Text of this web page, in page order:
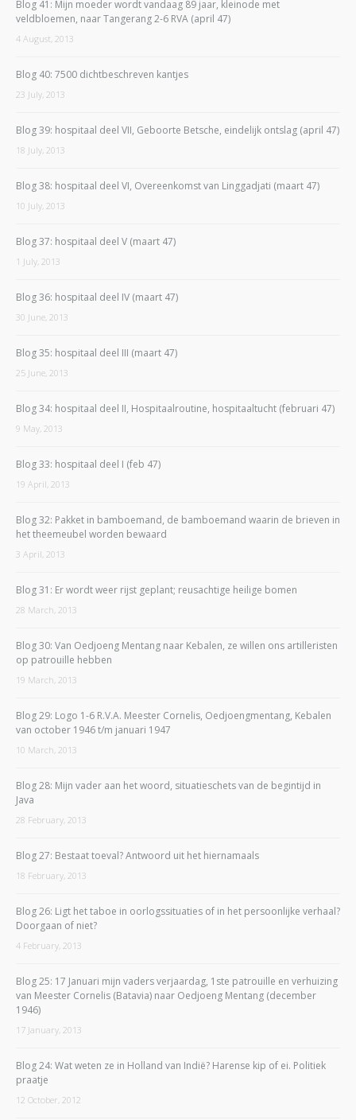
Blog 41: Mijn moeder wordt vandaag 89 jaar, kleinode met
veldbloemen, naar Tangerang 2-6 RVA (april 47)
4 August, 2013
Blog 40: 7500 dichtbeschreven kantjes
23 July, 2013
Blog 39: hospitaal deel VII, Geboorte Betsche, eindelijk ontslag (april 47)
18 July, 2013
Blog 38: hospitaal deel VI, Overeenkomst van Linggadjati (maart 47)
10 July, 2013
Blog 37: hospitaal deel V (maart 47)
1 July, 2013
Blog 36: hospitaal deel IV (maart 47)
30 June, 2013
Blog 35: hospitaal deel III (maart 47)
25 June, 2013
Blog 34: hospitaal deel II, Hospitaalroutine, hospitaaltucht (februari 47)
9 May, 2013
Blog 33: hospitaal deel I (feb 47)
19 April, 2013
Blog 32: Pakket in bamboemand, de bamboemand waarin de brieven in
het theemeubel worden bewaard
3 April, 2013
Blog 31: Er wordt weer rijst geplant; reusachtige heilige bomen
28 March, 2013
Blog 30: Van Oedjoeng Mentang naar Kebalen, ze willen ons artilleristen
op patrouille hebben
19 March, 2013
Blog 29: Logo 1-6 R.V.A. Meester Cornelis, Oedjoengmentang, Kebalen
van october 1946 t/m januari 1947
10 March, 2013
Blog 28: Mijn vader aan het woord, situatieschets van de begintijd in
Java
28 February, 2013
Blog 27: Bestaat toeval? Antwoord uit het hiernamaals
18 February, 2013
Blog 26: Ligt het taboe in oorlogssituaties of in het persoonlijke verhaal?
Doorgaan of niet?
4 February, 2013
Blog 25: 17 Januari mijn vaders verjaardag, 1ste patrouille en verhuizing
van Meester Cornelis (Batavia) naar Oedjoeng Mentang (december
1946)
17 January, 2013
Blog 24: Wat weten ze in Holland van Indië? Harense kip of ei. Politiek
praatje
12 October, 2012